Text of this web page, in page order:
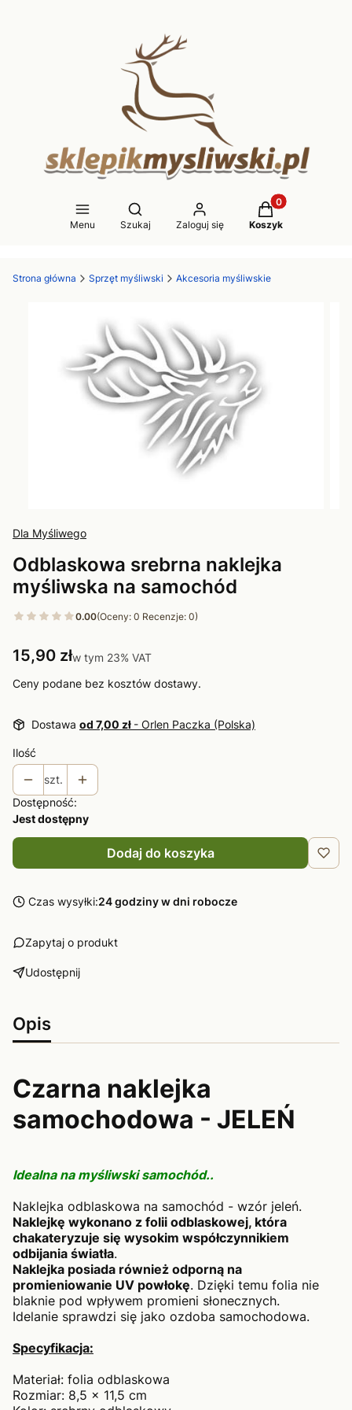
Menu
Otwórz wyszukiwarkę
Szukaj Zaloguj się
Produkty w
Koszyk
Strona główna Sprzęt myśliwski Akcesoria myśliwskie
Dla Myśliwego
Odblaskowa srebrna naklejka
myśliwska na samochód
0.00(Oceny: 0 Recenzje: 0)
Cena
15,90 złw tym 23% VAT
w tym 23% VAT
Ceny podane bez kosztów dostawy.
Dostawa od 7,00 zł - Orlen Paczka (Polska)
Ilość
szt.
Dostępność:
Jest dostępny
Dodaj do koszyka
Czas wysyłki:24 godziny w dni robocze
Zapytaj o produkt
Udostępnij
Opis
Czarna naklejka
samochodowa - JELEŃ
Idealna na myśliwski samochód..
Naklejka odblaskowa na samochód - wzór jeleń.
Naklejkę wykonano z folii odblaskowej, która
chakateryzuje się wysokim współczynnikiem
odbijania światła.
Naklejka posiada również odporną na
promieniowanie UV powłokę. Dzięki temu folia nie
blaknie pod wpływem promieni słonecznych.
Idelanie sprawdzi się jako ozdoba samochodowa.
Specyfikacja:
Materiał: folia odblaskowa
Rozmiar: 8,5 x 11,5 cm